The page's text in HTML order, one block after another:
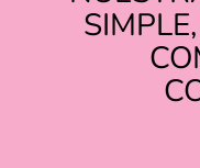
INSTAGRAM